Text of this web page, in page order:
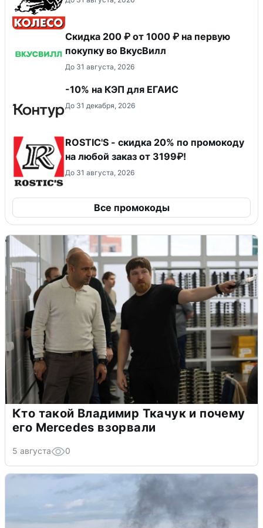
Скидка 200 ₽ от 1000 ₽ на первую
покупку во ВкусВилл
До 31 августа, 2026
-10% на КЭП для ЕГАИС
До 31 декабря, 2026
ROSTIC'S - скидка 20% по промокоду
на любой заказ от 3199₽!
До 31 августа, 2026
Все промокоды
Кто такой Владимир Ткачук и почему
его Mercedes взорвали
5 августа 0